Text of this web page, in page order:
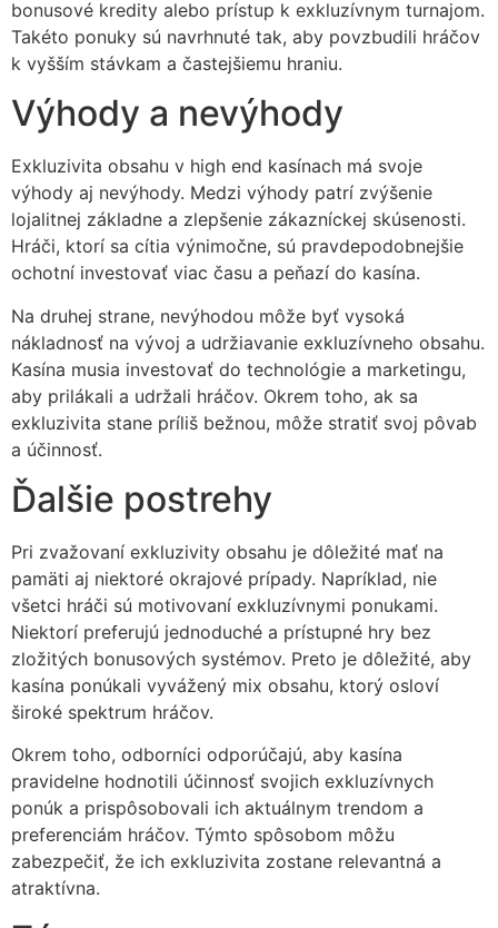
bonusové kredity alebo prístup k exkluzívnym turnajom.
Takéto ponuky sú navrhnuté tak, aby povzbudili hráčov
k vyšším stávkam a častejšiemu hraniu.
Výhody a nevýhody
Exkluzivita obsahu v high end kasínach má svoje
výhody aj nevýhody. Medzi výhody patrí zvýšenie
lojalitnej základne a zlepšenie zákazníckej skúsenosti.
Hráči, ktorí sa cítia výnimočne, sú pravdepodobnejšie
ochotní investovať viac času a peňazí do kasína.
Na druhej strane, nevýhodou môže byť vysoká
nákladnosť na vývoj a udržiavanie exkluzívneho obsahu.
Kasína musia investovať do technológie a marketingu,
aby prilákali a udržali hráčov. Okrem toho, ak sa
exkluzivita stane príliš bežnou, môže stratiť svoj pôvab
a účinnosť.
Ďalšie postrehy
Pri zvažovaní exkluzivity obsahu je dôležité mať na
pamäti aj niektoré okrajové prípady. Napríklad, nie
všetci hráči sú motivovaní exkluzívnymi ponukami.
Niektorí preferujú jednoduché a prístupné hry bez
zložitých bonusových systémov. Preto je dôležité, aby
kasína ponúkali vyvážený mix obsahu, ktorý osloví
široké spektrum hráčov.
Okrem toho, odborníci odporúčajú, aby kasína
pravidelne hodnotili účinnosť svojich exkluzívnych
ponúk a prispôsobovali ich aktuálnym trendom a
preferenciám hráčov. Týmto spôsobom môžu
zabezpečiť, že ich exkluzivita zostane relevantná a
atraktívna.